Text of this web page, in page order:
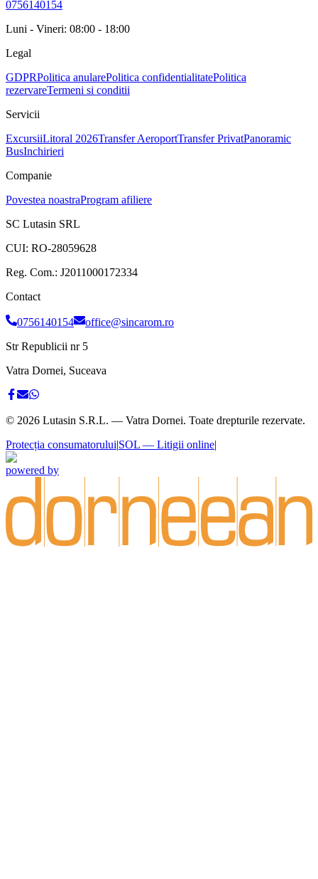
0756140154
Luni - Vineri: 08:00 - 18:00
Legal
GDPRPolitica anularePolitica confidentialitatePolitica
rezervareTermeni si conditii
Servicii
ExcursiiLitoral 2026Transfer AeroportTransfer PrivatPanoramic
BusInchirieri
Companie
Povestea noastraProgram afiliere
SC Lutasin SRL
CUI: RO-28059628
Reg. Com.: J2011000172334
Contact
0756140154
office@sincarom.ro
Str Republicii nr 5
Vatra Dornei, Suceava
© 2026 Lutasin S.R.L. — Vatra Dornei. Toate drepturile rezervate.
Protecția consumatorului|SOL — Litigii online|
powered by